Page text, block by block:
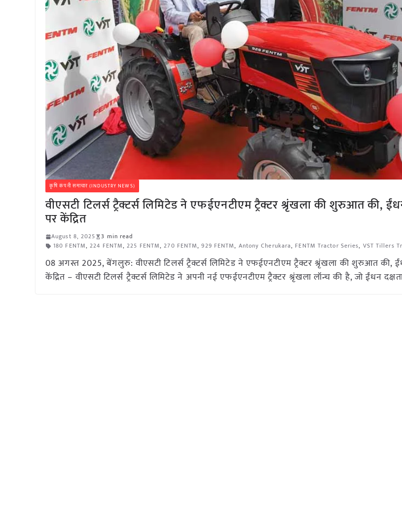
कृषि कंपनी समाचार (INDUSTRY NEWS)
वीएसटी टिलर्स ट्रैक्टर्स लिमिटेड ने एफईएनटीएम ट्रैक्टर श्रृंखला की शुरुआत की,
पर केंद्रित
August 8, 2025
3 min read
180 FENTM,224 FENTM,225 FENTM,270 FENTM,929 FENTM, Antony Cherukara, FENTM Tractor Series, VST Tillers
08 अगस्त 2025, बेंगलुरु: वीएसटी टिलर्स ट्रैक्टर्स लिमिटेड ने एफईएनटीएम ट्रैक्टर श्रृंखला की शुरुआत की,
केंद्रित – वीएसटी टिलर्स ट्रैक्टर्स लिमिटेड ने अपनी नई एफईएनटीएम ट्रैक्टर श्रृंखला लॉन्च की है, जो ईंधन